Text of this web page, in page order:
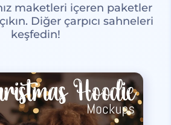
maketleri içeren paketler
Diğer çarpıcı sahneleri
keşfedin!